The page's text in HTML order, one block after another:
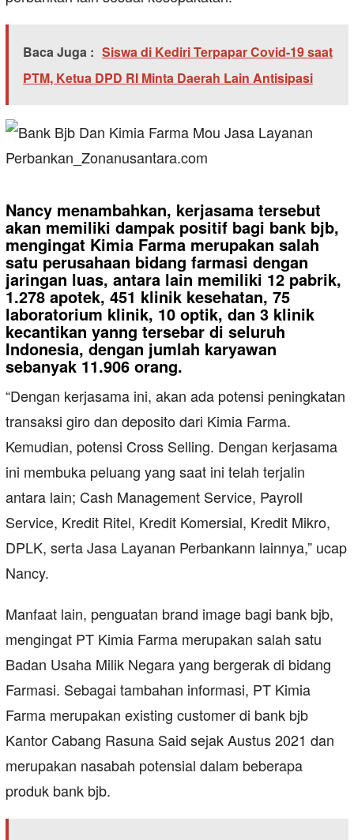
Baca Juga : Siswa di Kediri Terpapar Covid-19 saat
PTM, Ketua DPD RI Minta Daerah Lain Antisipasi
Nancy menambahkan, kerjasama tersebut
akan memiliki dampak positif bagi bank bjb,
mengingat Kimia Farma merupakan salah
satu perusahaan bidang farmasi dengan
jaringan luas, antara lain memiliki 12 pabrik,
1.278 apotek, 451 klinik kesehatan, 75
laboratorium klinik, 10 optik, dan 3 klinik
kecantikan yanng tersebar di seluruh
Indonesia, dengan jumlah karyawan
sebanyak 11.906 orang.
“Dengan kerjasama ini, akan ada potensi peningkatan
transaksi giro dan deposito dari Kimia Farma.
Kemudian, potensi Cross Selling. Dengan kerjasama
ini membuka peluang yang saat ini telah terjalin
antara lain; Cash Management Service, Payroll
Service, Kredit Ritel, Kredit Komersial, Kredit Mikro,
DPLK, serta Jasa Layanan Perbankann lainnya,” ucap
Nancy.
Manfaat lain, penguatan brand image bagi bank bjb,
mengingat PT Kimia Farma merupakan salah satu
Badan Usaha Milik Negara yang bergerak di bidang
Farmasi. Sebagai tambahan informasi, PT Kimia
Farma merupakan existing customer di bank bjb
Kantor Cabang Rasuna Said sejak Austus 2021 dan
merupakan nasabah potensial dalam beberapa
produk bank bjb.